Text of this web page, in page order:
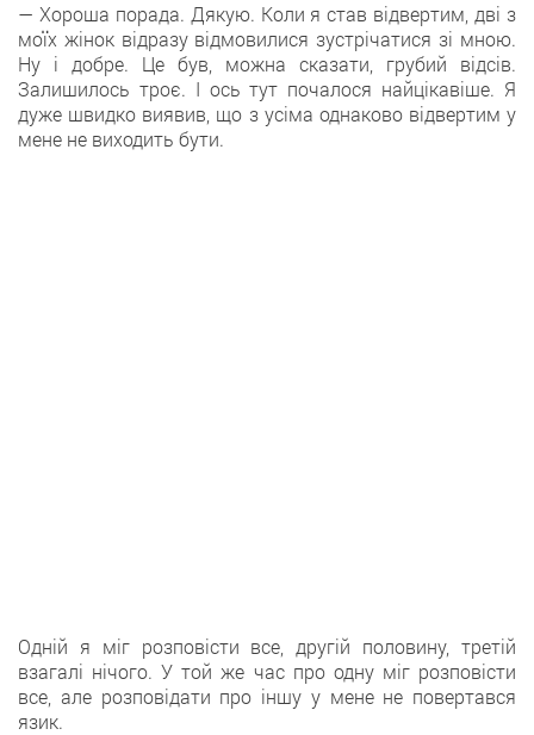
— Хороша порада. Дякую. Коли я став відвертим, дві з
моїх жінок відразу відмовилися зустрічатися зі мною.
Ну і добре. Це був, можна сказати, грубий відсів.
Залишилось троє. І ось тут почалося найцікавіше. Я
дуже швидко виявив, що з усіма однаково відвертим у
мене не виходить бути.
Одній я міг розповісти все, другій половину, третій
взагалі нічого. У той же час про одну міг розповісти
все, але розповідати про іншу у мене не повертався
язик.